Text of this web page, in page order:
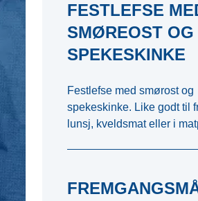
FESTLEFSE
SMØREOST OG
SPEKESKINKE
Festlefse med smørost og
spekeskinke. Like godt til
lunsj, kveldsmat eller i